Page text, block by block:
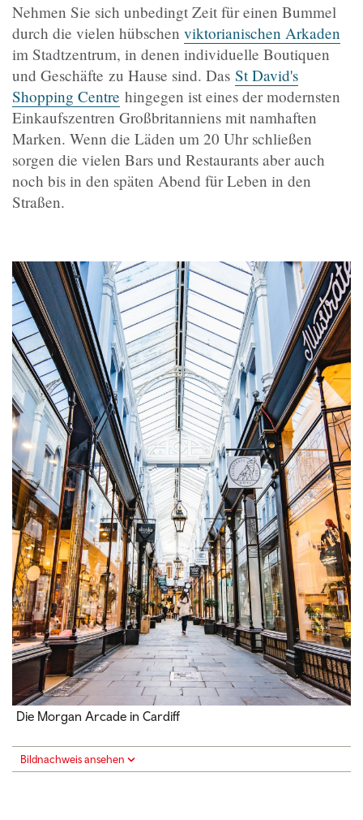
Nehmen Sie sich unbedingt Zeit für einen Bummel
durch die vielen hübschen viktorianischen Arkaden
im Stadtzentrum, in denen individuelle Boutiquen
und Geschäfte zu Hause sind. Das St David's
Shopping Centre hingegen ist eines der modernsten
Einkaufszentren Großbritanniens mit namhaften
Marken. Wenn die Läden um 20 Uhr schließen
sorgen die vielen Bars und Restaurants aber auch
noch bis in den späten Abend für Leben in den
Straßen.
Die Morgan Arcade in Cardiff
Bildnachweis ansehen